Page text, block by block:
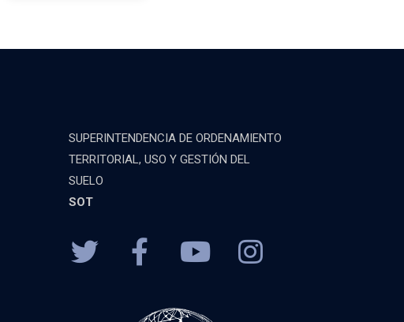
SUPERINTENDENCIA DE ORDENAMIENTO
TERRITORIAL, USO Y GESTIÓN DEL
SUELO
SOT